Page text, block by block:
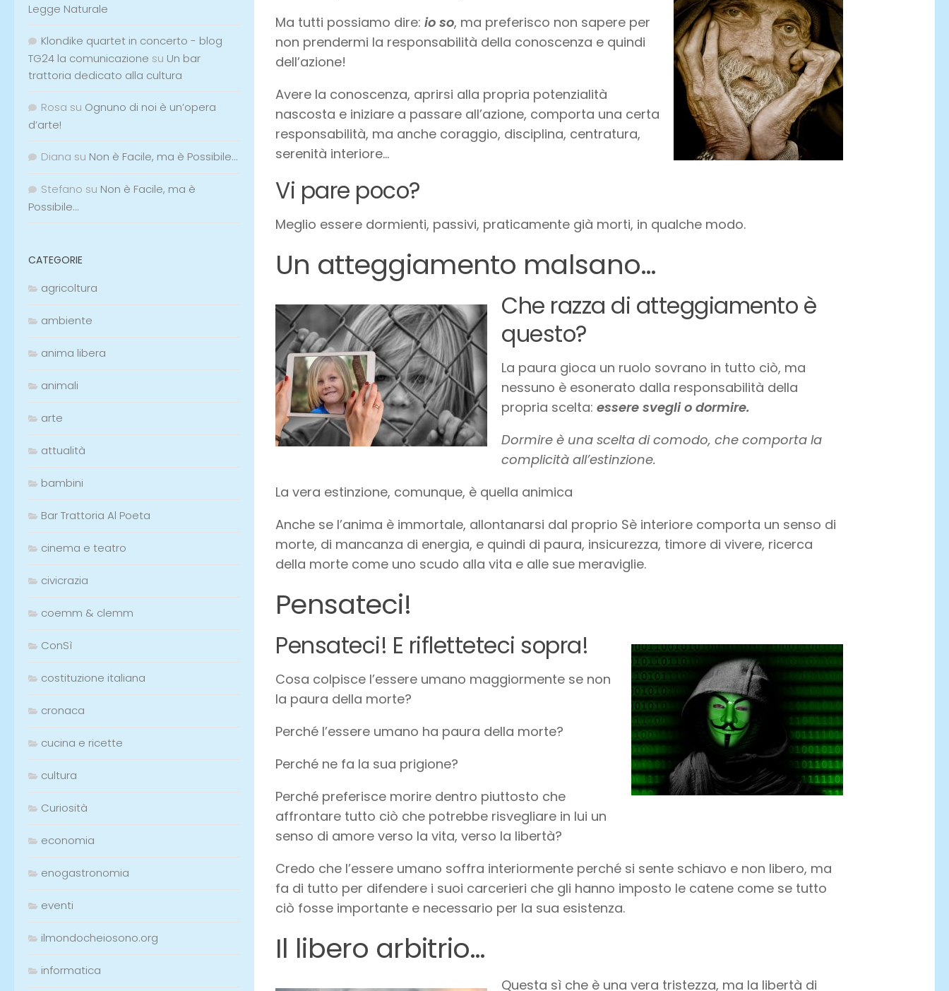
Ma tutti possiamo dire: io so, ma preferisco non sapere per
non prendermi la responsabilità della conoscenza e quindi
dell’azione!
Avere la conoscenza, aprirsi alla propria potenzialità
nascosta e iniziare a passare all’azione, comporta una certa
responsabilità, ma anche coraggio, disciplina, centratura,
serenità interiore…
Vi pare poco?
Meglio essere dormienti, passivi, praticamente già morti, in qualche modo.
Un atteggiamento malsano…
Che razza di atteggiamento è
questo?
La paura gioca un ruolo sovrano in tutto ciò, ma
nessuno è esonerato dalla responsabilità della
propria scelta: essere svegli o dormire.
Dormire è una scelta di comodo, che comporta la
complicità all’estinzione.
La vera estinzione, comunque, è quella animica
Anche se l’anima è immortale, allontanarsi dal proprio Sè interiore comporta un senso di
morte, di mancanza di energia, e quindi di paura, insicurezza, timore di vivere, ricerca
della morte come uno scudo alla vita e alle sue meraviglie.
Pensateci!
Pensateci! E rifletteteci sopra!
Cosa colpisce l’essere umano maggiormente se non
la paura della morte?
Perché l’essere umano ha paura della morte?
Perché ne fa la sua prigione?
Perché preferisce morire dentro piuttosto che
affrontare tutto ciò che potrebbe risvegliare in lui un
senso di amore verso la vita, verso la libertà?
Credo che l’essere umano soffra interiormente perché si sente schiavo e non libero, ma
fa di tutto per difendere i suoi carcerieri che gli hanno imposto le catene come se tutto
ciò fosse importante e necessario per la sua esistenza.
Il libero arbitrio…
Questa sì che è una vera tristezza, ma la libertà di
Legge Naturale
Klondike quartet in concerto - blog
TG24 la comunicazione su Un bar
trattoria dedicato alla cultura
Rosa su Ognuno di noi è un’opera
d’arte!
Diana su Non è Facile, ma è Possibile…
Stefano su Non è Facile, ma è
Possibile…
CATEGORIE
agricoltura
ambiente
anima libera
animali
arte
attualità
bambini
Bar Trattoria Al Poeta
cinema e teatro
civicrazia
coemm & clemm
ConSì
costituzione italiana
cronaca
cucina e ricette
cultura
Curiosità
economia
enogastronomia
eventi
ilmondocheiosono.org
informatica